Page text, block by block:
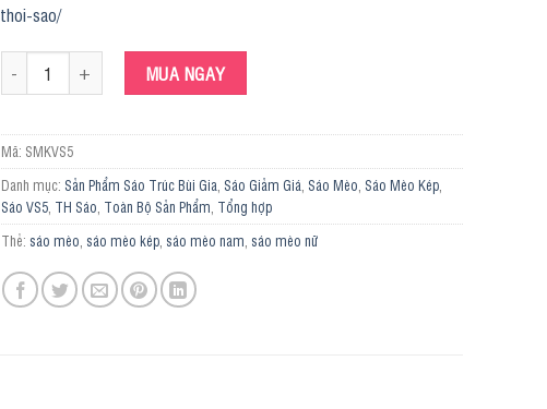
thoi-sao/
Sáo Mèo Kép VS5 số lượngMUA NGAY
Mã: SMKVS5
Danh mục: Sản Phẩm Sáo Trúc Bùi Gia, Sáo Giảm Giá, Sáo Mèo, Sáo Mèo Kép,
Sáo VS5, TH Sáo, Toàn Bộ Sản Phẩm, Tổng hợp
Thẻ: sáo mèo, sáo mèo kép, sáo mèo nam, sáo mèo nữ